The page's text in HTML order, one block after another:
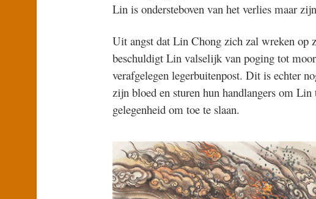
Lin is ondersteboven van het verlies maar
Uit angst dat Lin Chong zich zal wreken op
beschuldigt Lin valselijk van poging tot
verafgelegen legerbuitenpost. Dit is echter
zijn bloed en sturen hun handlangers om
gelegenheid om toe te slaan.